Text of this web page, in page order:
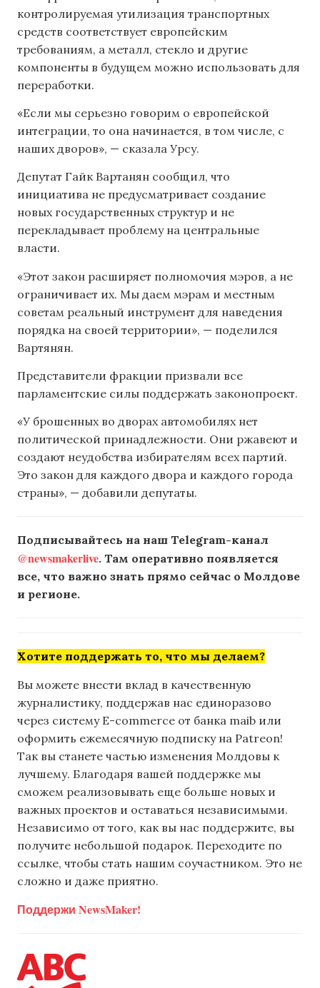
контролируемая утилизация транспортных
средств соответствует европейским
требованиям, а металл, стекло и другие
компоненты в будущем можно использовать для
переработки.
«Если мы серьезно говорим о европейской
интеграции, то она начинается, в том числе, с
наших дворов», — сказала Урсу.
Депутат Гайк Вартанян сообщил, что
инициатива не предусматривает создание
новых государственных структур и не
перекладывает проблему на центральные
власти.
«Этот закон расширяет полномочия мэров, а не
ограничивает их. Мы даем мэрам и местным
советам реальный инструмент для наведения
порядка на своей территории», — поделился
Вартянян.
Представители фракции призвали все
парламентские силы поддержать законопроект.
«У брошенных во дворах автомобилях нет
политической принадлежности. Они ржавеют и
создают неудобства избирателям всех партий.
Это закон для каждого двора и каждого города
страны», — добавили депутаты.
Подписывайтесь на наш Telegram-канал
@newsmakerlive. Там оперативно появляется
все, что важно знать прямо сейчас о Молдове
и регионе.
Хотите поддержать то, что мы делаем?
Вы можете внести вклад в качественную
журналистику, поддержав нас единоразово
через систему E-commerce от банка maib или
оформить ежемесячную подписку на Patreon!
Так вы станете частью изменения Молдовы к
лучшему. Благодаря вашей поддержке мы
сможем реализовывать еще больше новых и
важных проектов и оставаться независимыми.
Независимо от того, как вы нас поддержите, вы
получите небольшой подарок. Переходите по
ссылке, чтобы стать нашим соучастником. Это не
сложно и даже приятно.
Поддержи NewsMaker!